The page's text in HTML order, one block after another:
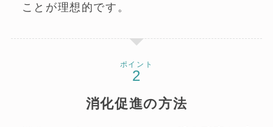
ことが理想的です。
ポイント
消化促進の方法